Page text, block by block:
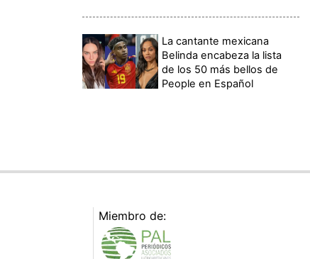
La cantante mexicana
Belinda encabeza la lista
de los 50 más bellos de
People en Español
Miembro de: